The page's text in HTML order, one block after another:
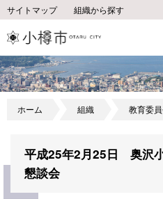
サイトマップ 組織から探す
ホーム 組織 教育委
平成25年2月25日 奥沢
懇談会